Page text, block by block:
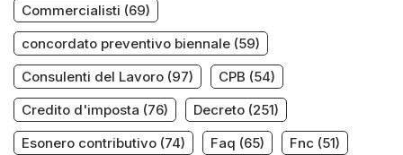
Commercialisti (69)
concordato preventivo biennale (59)
Consulenti del Lavoro (97) CPB (54)
Credito d'imposta (76) Decreto (251)
Esonero contributivo (74) Faq (65) Fnc (51)